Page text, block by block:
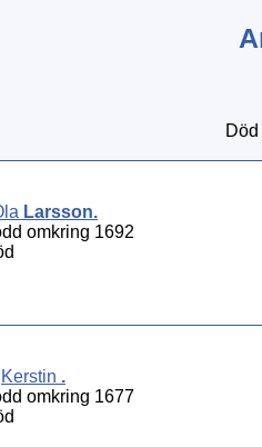
Larsson.
omkring 1692
Kerstin .
omkring 1677